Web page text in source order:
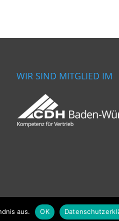
WIR SIND MITGLIED IM
aus. OK